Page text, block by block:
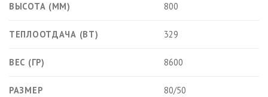
ВЫСОТА (ММ) 800
ТЕПЛООТДАЧА (ВТ) 329
ВЕС (ГР) 8600
РАЗМЕР 80/50